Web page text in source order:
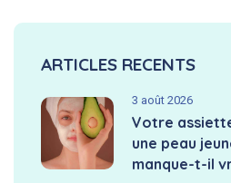
ARTICLES RECENTS
3 août 2026
Votre
une peau
manque-t-il